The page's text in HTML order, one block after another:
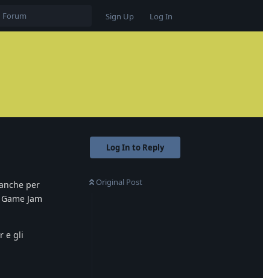
Sign Up Log In
Log In to Reply
Original Post
per
Jam
e gli